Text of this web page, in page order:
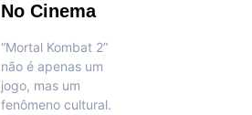
No Cinema
“Mortal Kombat 2”
não é apenas um
jogo, mas um
fenômeno cultural.